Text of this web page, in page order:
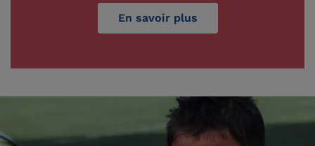
En savoir plus